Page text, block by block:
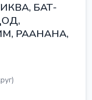
БАТ-
РААНАНА,